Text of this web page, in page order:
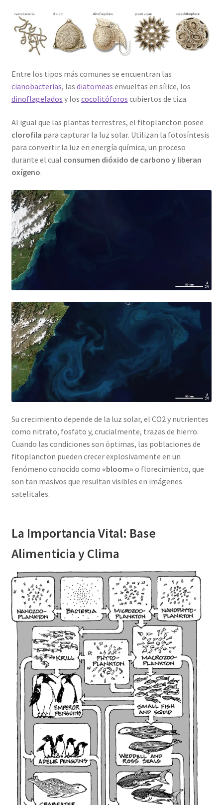
Entre los tipos más comunes se encuentran las
cianobacterias, las diatomeas envueltas en sílice, los
dinoflagelados y los cocolitóforos cubiertos de tiza.
Al igual que las plantas terrestres, el fitoplancton posee
clorofila para capturar la luz solar. Utilizan la fotosíntesis
para convertir la luz en energía química, un proceso
durante el cual consumen dióxido de carbono y liberan
oxígeno.
Su crecimiento depende de la luz solar, el CO2​ y nutrientes
como nitrato, fosfato y, crucialmente, trazas de hierro.
Cuando las condiciones son óptimas, las poblaciones de
fitoplancton pueden crecer explosivamente en un
fenómeno conocido como «bloom» o florecimiento, que
son tan masivos que resultan visibles en imágenes
satelitales.
La Importancia Vital: Base
Alimenticia y Clima